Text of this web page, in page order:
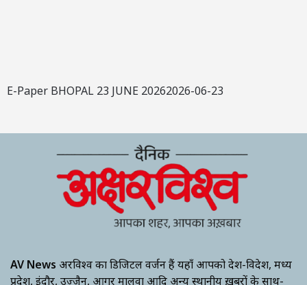
E-Paper BHOPAL 23 JUNE 20262026-06-23
AV News अक्षरविश्व का डिजिटल वर्जन हैं यहाँ आपको देश-विदेश, मध्य
प्रदेश, इंदौर, उज्जैन, आगर मालवा आदि अन्य स्थानीय ख़बरों के साथ-